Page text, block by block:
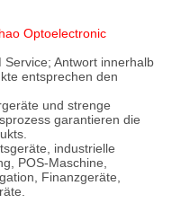
Optoelectronic
Antwort innerhalb
entsprechen den
und strenge
garantieren die
industrielle
POS-Maschine,
Finanzgeräte,